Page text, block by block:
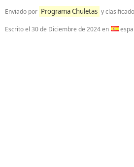
Enviado por Programa Chuletas y
Escrito el 30 de Diciembre de 2024en